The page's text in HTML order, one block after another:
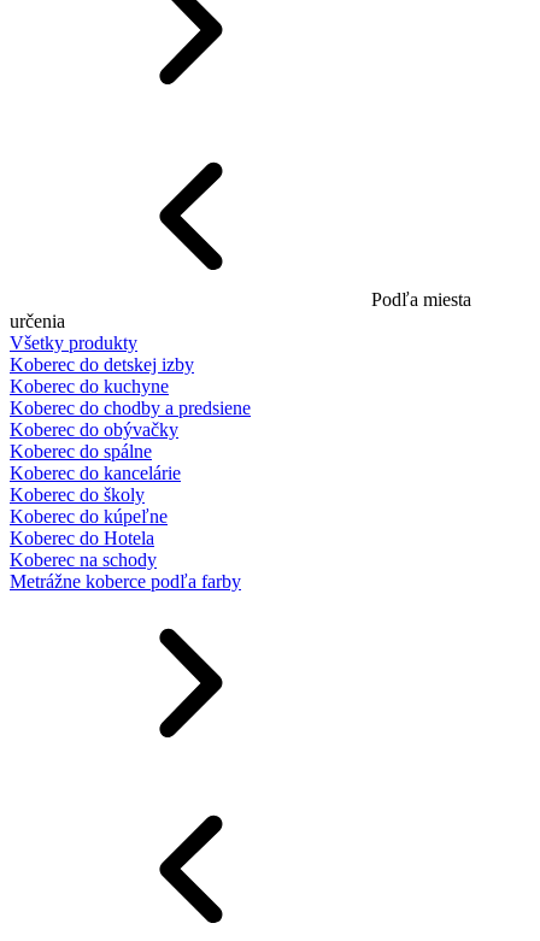
Podľa miesta
určenia
Všetky produkty
Koberec do detskej izby
Koberec do kuchyne
Koberec do chodby a predsiene
Koberec do obývačky
Koberec do spálne
Koberec do kancelárie
Koberec do školy
Koberec do kúpeľne
Koberec do Hotela
Koberec na schody
Metrážne koberce podľa farby